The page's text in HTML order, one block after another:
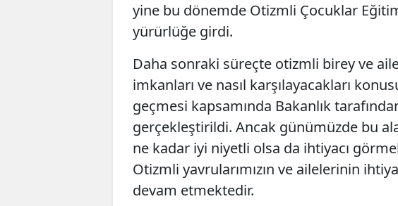
yine bu dönemde Otizmli Çocuklar
yürürlüğe girdi.
Daha sonraki süreçte otizmli birey ve
imkanları ve nasıl karşılayacakları
geçmesi kapsamında Bakanlık
gerçekleştirildi. Ancak günümüzde bu
ne kadar iyi niyetli olsa da ihtiyacı
Otizmli yavrularımızın ve ailelerinin
devam etmektedir.